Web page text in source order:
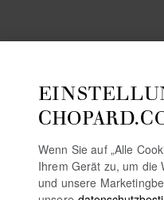
Wenn Sie auf „Alle
Ihrem Gerät zu, um die
und unsere